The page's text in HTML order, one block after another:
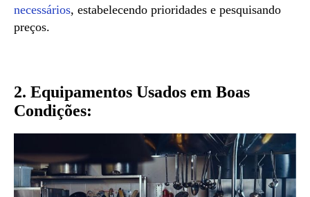
necessários, estabelecendo prioridades e pesquisando
preços.
2. Equipamentos Usados em Boas
Condições: